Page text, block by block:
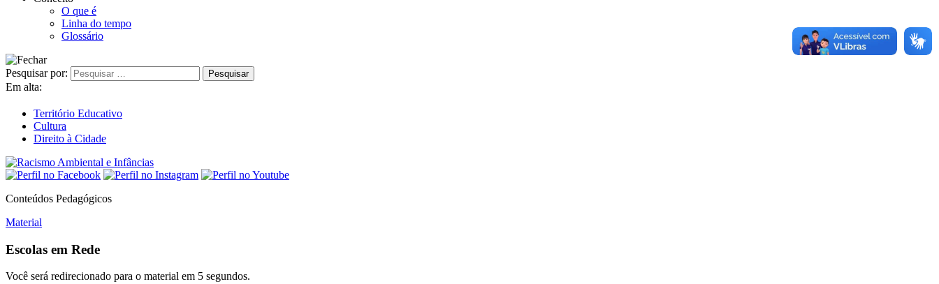
O que é
Linha do tempo
Glossário
Pesquisar por:
Em alta:
Território Educativo
Cultura
Direito à Cidade
Conteúdos Pedagógicos
Material
Escolas em Rede
Você será redirecionado para o material em 5 segundos.